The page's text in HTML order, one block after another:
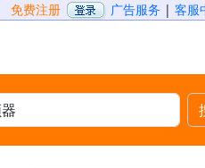
免费注册 广告服务 | 客服